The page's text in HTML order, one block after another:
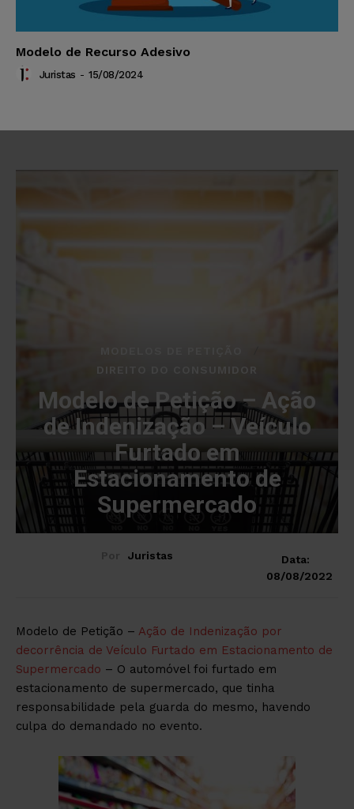
Modelo de Recurso Adesivo
Juristas - 15/08/2024